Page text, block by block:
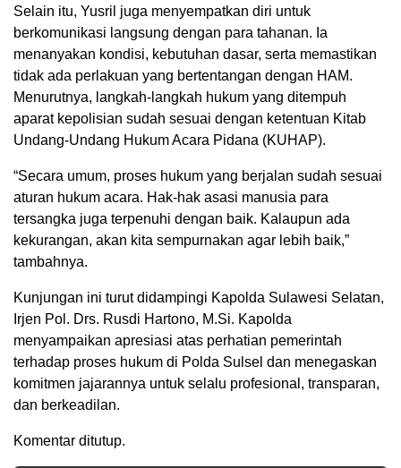
Selain itu, Yusril juga menyempatkan diri untuk
berkomunikasi langsung dengan para tahanan. Ia
menanyakan kondisi, kebutuhan dasar, serta memastikan
tidak ada perlakuan yang bertentangan dengan HAM.
Menurutnya, langkah-langkah hukum yang ditempuh
aparat kepolisian sudah sesuai dengan ketentuan Kitab
Undang-Undang Hukum Acara Pidana (KUHAP).
“Secara umum, proses hukum yang berjalan sudah sesuai
aturan hukum acara. Hak-hak asasi manusia para
tersangka juga terpenuhi dengan baik. Kalaupun ada
kekurangan, akan kita sempurnakan agar lebih baik,”
tambahnya.
Kunjungan ini turut didampingi Kapolda Sulawesi Selatan,
Irjen Pol. Drs. Rusdi Hartono, M.Si. Kapolda
menyampaikan apresiasi atas perhatian pemerintah
terhadap proses hukum di Polda Sulsel dan menegaskan
komitmen jajarannya untuk selalu profesional, transparan,
dan berkeadilan.
Komentar ditutup.